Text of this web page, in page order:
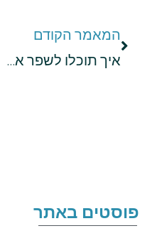
המאמר הקודם
איך תוכלו לשפר את המכירות בעסק?
באתר